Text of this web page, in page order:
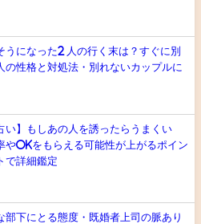
うになった2 人の行く末は？すぐに別
の性格と対処法・別れないカップルに
い】もしあの人を誘ったらうまくい
やOKをもらえる可能性が上がるポイン
で詳細鑑定
部下にとる態度・既婚者上司の脈あり